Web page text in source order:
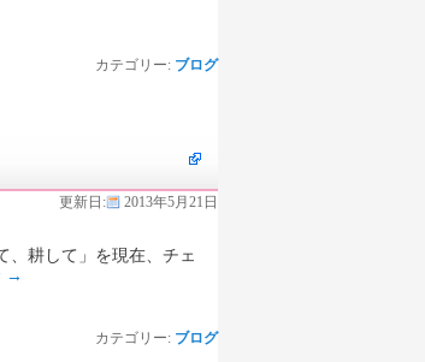
カテゴリー: ブログ
更新日: 2013年5月21日
耕して」を現在、チェ
→
カテゴリー: ブログ